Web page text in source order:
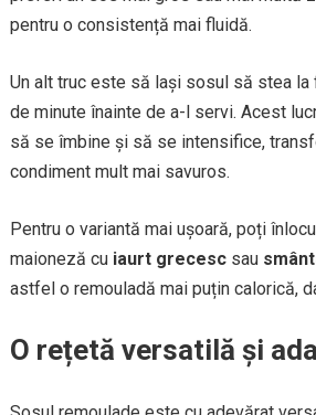
pentru o consistență mai fluidă.
Un alt truc este să lași sosul să stea
de minute înainte de a-l servi. Acest
să se îmbine și să se intensifice,
condiment mult mai savuros.
Pentru o variantă mai ușoară, poți
maioneză cu iaurt grecescsau
astfel o remouladă mai puțin calorică,
O rețetă versatilă și